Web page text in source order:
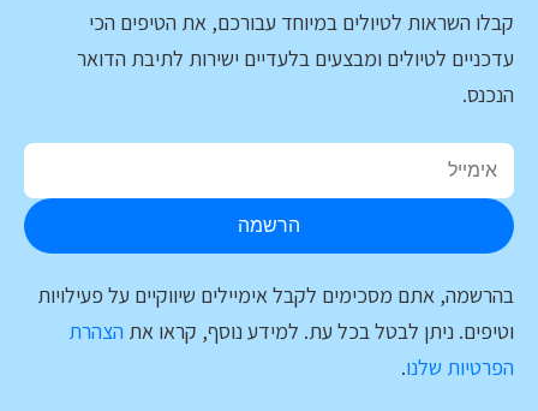
קבלו השראות לטיולים במיוחד עבורכם, את הטיפים הכי
עדכניים לטיולים ומבצעים בלעדיים ישירות לתיבת הדואר
הנכנס.
הרשמה
בהרשמה, אתם מסכימים לקבל אימיילים שיווקיים על פעילויות
וטיפים. ניתן לבטל בכל עת. למידע נוסף, קראו את הצהרת
הפרטיות שלנו.